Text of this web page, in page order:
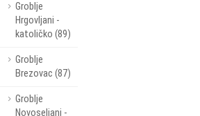
Groblje
Hrgovljani -
katoličko (89)
Groblje
Brezovac (87)
Groblje
Novoseljani -